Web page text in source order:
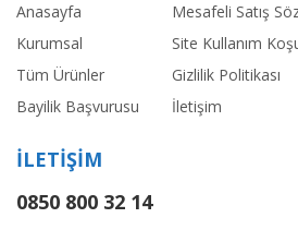
Anasayfa
Kurumsal
Tüm Ürünler
Bayilik Başvurusu
Mesafeli Satış
Site Kullanım
Gizlilik Politikası
İletişim
İLETİŞİM
0850 800 32 14